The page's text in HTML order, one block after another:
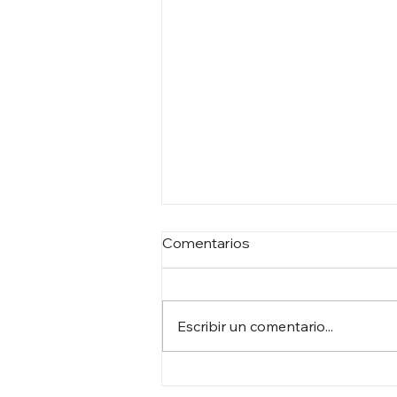
DEBATE GENERAL
Comentarios
Escribir un comentario...